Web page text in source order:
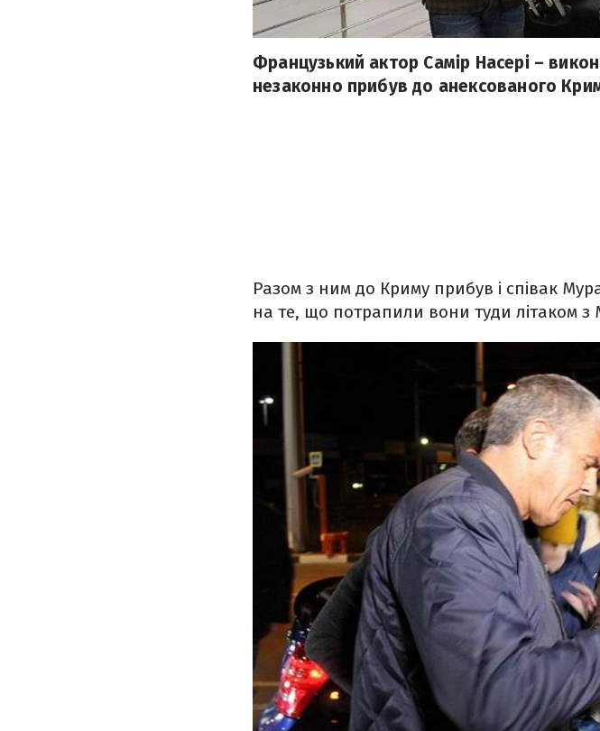
Французький актор Самір Насері –
незаконно прибув до анексованого
Разом з ним до Криму прибув і співак
на те, що потрапили вони туди літаком